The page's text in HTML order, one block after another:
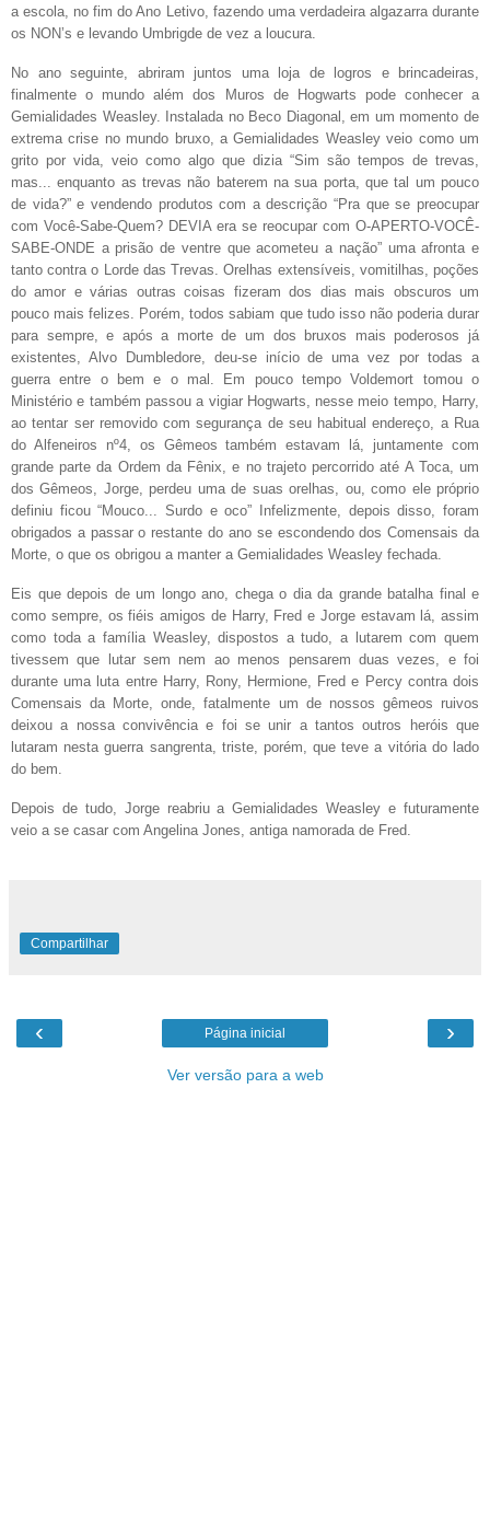
a escola, no fim do Ano Letivo, fazendo uma verdadeira algazarra durante
os NON’s e levando Umbrigde de vez a loucura.
No ano seguinte, abriram juntos uma loja de logros e brincadeiras,
finalmente o mundo além dos Muros de Hogwarts pode conhecer a
Gemialidades Weasley. Instalada no Beco Diagonal, em um momento de
extrema crise no mundo bruxo, a Gemialidades Weasley veio como um
grito por vida, veio como algo que dizia “Sim são tempos de trevas,
mas... enquanto as trevas não baterem na sua porta, que tal um pouco
de vida?” e vendendo produtos com a descrição “Pra que se preocupar
com Você-Sabe-Quem? DEVIA era se reocupar com O-APERTO-VOCÊ-
SABE-ONDE a prisão de ventre que acometeu a nação” uma afronta e
tanto contra o Lorde das Trevas. Orelhas extensíveis, vomitilhas, poções
do amor e várias outras coisas fizeram dos dias mais obscuros um
pouco mais felizes. Porém, todos sabiam que tudo isso não poderia durar
para sempre, e após a morte de um dos bruxos mais poderosos já
existentes, Alvo Dumbledore, deu-se início de uma vez por todas a
guerra entre o bem e o mal. Em pouco tempo Voldemort tomou o
Ministério e também passou a vigiar Hogwarts, nesse meio tempo, Harry,
ao tentar ser removido com segurança de seu habitual endereço, a Rua
do Alfeneiros nº4, os Gêmeos também estavam lá, juntamente com
grande parte da Ordem da Fênix, e no trajeto percorrido até A Toca, um
dos Gêmeos, Jorge, perdeu uma de suas orelhas, ou, como ele próprio
definiu ficou “Mouco... Surdo e oco” Infelizmente, depois disso, foram
obrigados a passar o restante do ano se escondendo dos Comensais da
Morte, o que os obrigou a manter a Gemialidades Weasley fechada.
Eis que depois de um longo ano, chega o dia da grande batalha final e
como sempre, os fiéis amigos de Harry, Fred e Jorge estavam lá, assim
como toda a família Weasley, dispostos a tudo, a lutarem com quem
tivessem que lutar sem nem ao menos pensarem duas vezes, e foi
durante uma luta entre Harry, Rony, Hermione, Fred e Percy contra dois
Comensais da Morte, onde, fatalmente um de nossos gêmeos ruivos
deixou a nossa convivência e foi se unir a tantos outros heróis que
lutaram nesta guerra sangrenta, triste, porém, que teve a vitória do lado
do bem.
Depois de tudo, Jorge reabriu a Gemialidades Weasley e futuramente
veio a se casar com Angelina Jones, antiga namorada de Fred.
Compartilhar
‹ ›
Página inicial
Ver versão para a web